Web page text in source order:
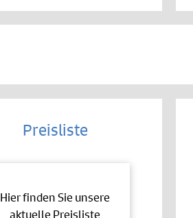
Preisliste
Hier finden Sie unsere
aktuelle Preisliste